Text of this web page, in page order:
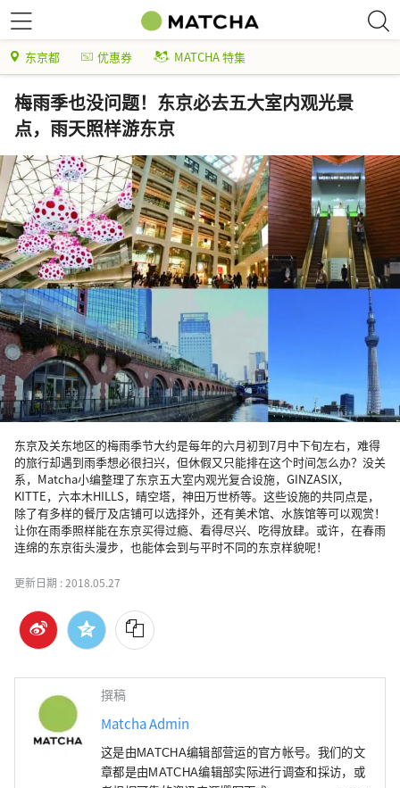
东京都 优惠券 MATCHA 特集
梅雨季也没问题！东京必去五大室内观光景
点，雨天照样游东京
东京及关东地区的梅雨季节大约是每年的六月初到7月中下旬左右，难得
的旅行却遇到雨季想必很扫兴，但休假又只能排在这个时间怎么办？没关
系，Matcha小编整理了东京五大室内观光复合设施，GINZASIX，
KITTE，六本木HILLS，晴空塔，神田万世桥等。这些设施的共同点是，
除了有多样的餐厅及店铺可以选择外，还有美术馆、水族馆等可以观赏！
让你在雨季照样能在东京买得过瘾、看得尽兴、吃得放肆。或许，在春雨
连绵的东京街头漫步，也能体会到与平时不同的东京样貌呢！
更新日期 :2018.05.27
撰稿
Matcha Admin
这是由MATCHA编辑部营运的官方帐号。我们的文
章都是由MATCHA编辑部实际进行调查和採访，或